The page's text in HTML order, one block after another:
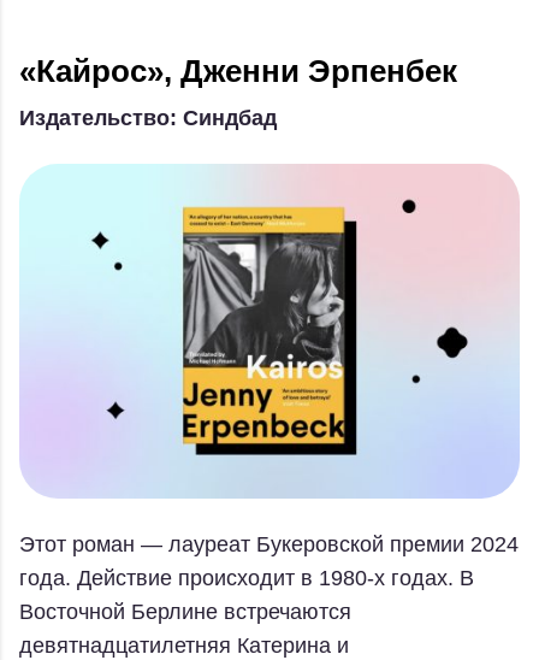
«Кайрос», Дженни Эрпенбек
Издательство: Синдбад
Этот роман — лауреат Букеровской премии 2024
года. Действие происходит в 1980-х годах. В
Восточной Берлине встречаются
девятнадцатилетняя Катерина и